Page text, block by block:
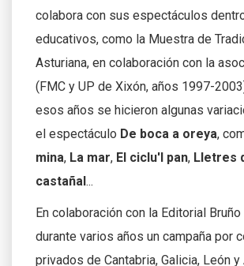
colabora con sus espectáculos
educativos, como la Muestra de
Asturiana, en colaboración con la
(FMC y UP de Xixón, años 1997-
esos años se hicieron algunas
el espectáculo De boca a oreya,
mina, La mar, El ciclu'l pan, Lletres
castañal...
En colaboración con la Editorial
durante varios años un campaña por
privados de Cantabria, Galicia, León